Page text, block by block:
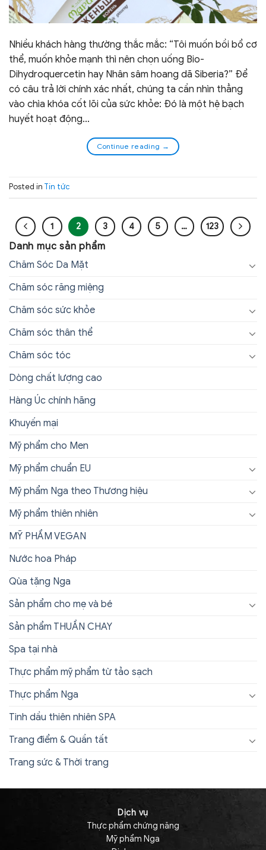
Nhiều khách hàng thường thắc mắc: “Tôi muốn bồi bổ cơ
thể, muốn khỏe mạnh thì nên chọn uống Bio-
Dihydroquercetin hay Nhân sâm hoang dã Siberia?” Để
có câu trả lời chính xác nhất, chúng ta cần nhìn thẳng
vào chìa khóa cốt lõi của sức khỏe: Đó là một hệ bạch
huyết hoạt động…
Continue reading →
Posted in Tin tức
1 2 3 4 5 … 123
Danh mục sản phẩm
Chăm Sóc Da Mặt
Chăm sóc răng miệng
Chăm sóc sức khỏe
Chăm sóc thân thể
Chăm sóc tóc
Dòng chất lượng cao
Hàng Úc chính hãng
Khuyến mại
Mỹ phẩm cho Men
Mỹ phẩm chuẩn EU
Mỹ phẩm Nga theo Thương hiệu
Mỹ phẩm thiên nhiên
MỸ PHẨM VEGAN
Nước hoa Pháp
Qùa tặng Nga
Sản phẩm cho mẹ và bé
Sản phẩm THUẦN CHAY
Spa tại nhà
Thực phẩm mỹ phẩm từ tảo sạch
Thực phẩm Nga
Tinh dầu thiên nhiên SPA
Trang điểm & Quần tất
Trang sức & Thời trang
Dịch vụ
Thực phẩm chứng năng
Mỹ phẩm Nga